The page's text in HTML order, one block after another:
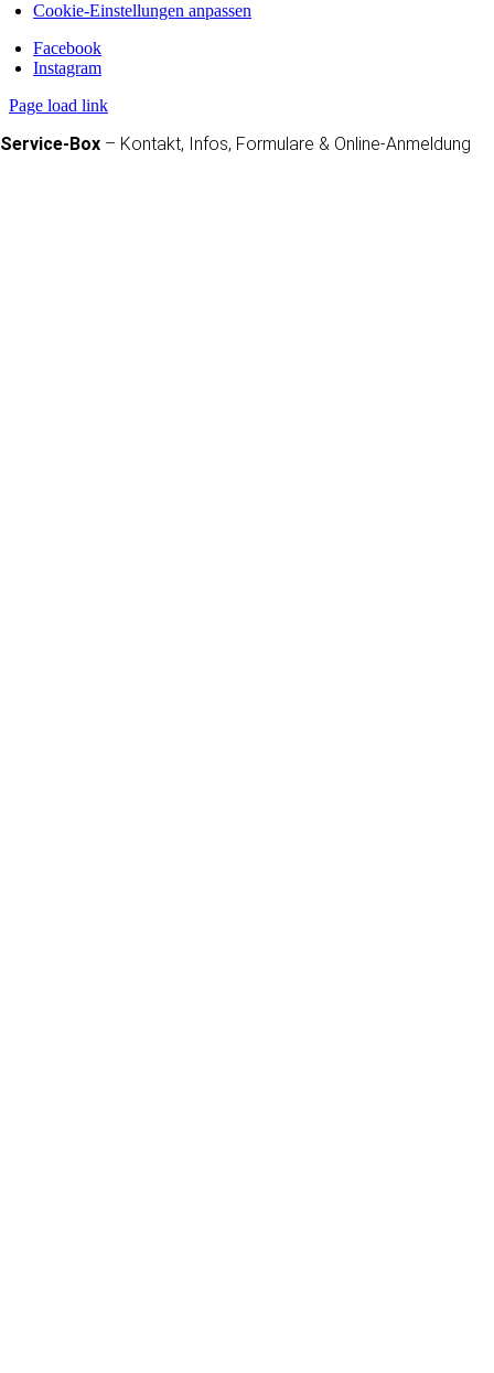
Cookie-Einstellungen anpassen
Facebook
Instagram
Page load link
Service-Box – Kontakt, Infos, Formulare & Online-Anmeldung